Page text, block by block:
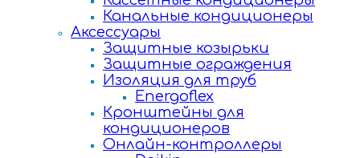
Канальные кондиционеры
Аксессуары
Защитные козырьки
Защитные ограждения
Изоляция для труб
Energoflex
Кронштейны для
кондиционеров
Онлайн-контроллеры